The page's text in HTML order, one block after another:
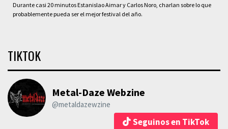
Durante casi 20 minutos Estanislao Aimar y Carlos Noro, charlan sobre lo que
probablemente pueda ser el mejor festival del año.
TIKTOK
Metal-Daze Webzine
@metaldazewzine
Seguinos en TikTok